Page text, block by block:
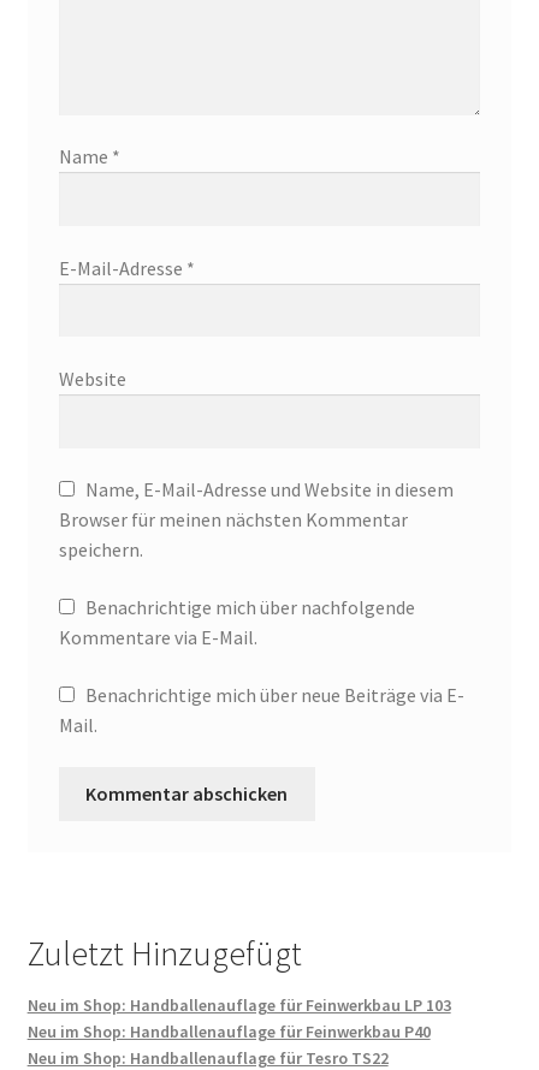
Name *
E-Mail-Adresse *
Website
Name, E-Mail-Adresse und Website in diesem
Browser für meinen nächsten Kommentar
speichern.
Benachrichtige mich über nachfolgende
Kommentare via E-Mail.
Benachrichtige mich über neue Beiträge via E-
Mail.
Zuletzt Hinzugefügt
Neu im Shop: Handballenauflage für Feinwerkbau LP 103
Neu im Shop: Handballenauflage für Feinwerkbau P40
Neu im Shop: Handballenauflage für Tesro TS22